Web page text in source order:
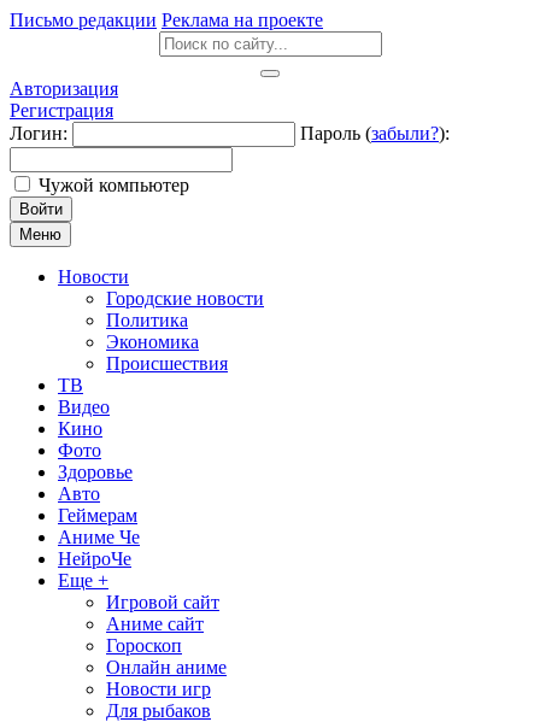
Письмо редакции Реклама на проекте
Авторизация
Регистрация
Логин:
Пароль (забыли?):
Чужой компьютер
Войти
Меню
Новости
Городские новости
Политика
Экономика
Происшествия
ТВ
Видео
Кино
Фото
Здоровье
Авто
Геймерам
Аниме Че
НейроЧе
Еще +
Игровой сайт
Аниме сайт
Гороскоп
Онлайн аниме
Новости игр
Для рыбаков